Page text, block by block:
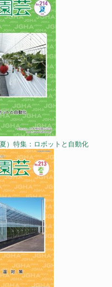
）特集：ロボットと自動化